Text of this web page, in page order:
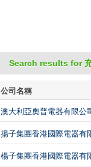
Search results for
公司名稱
澳大利亞奧普電器有限公
揚子集團香港國際電器有
楊子集團香港國際電器有